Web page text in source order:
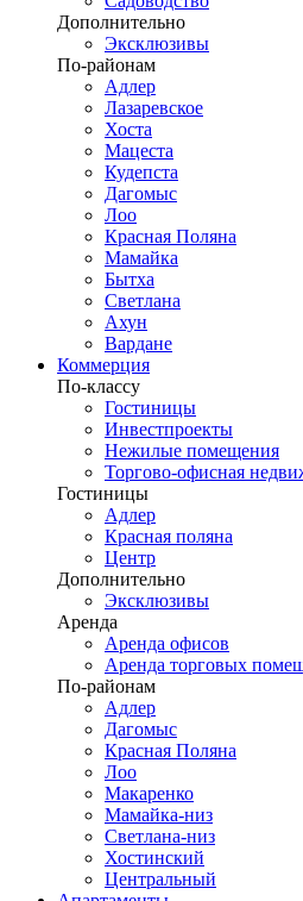
Дополнительно
Эксклюзивы
По-районам
Адлер
Лазаревское
Хоста
Мацеста
Кудепста
Дагомыс
Лоо
Красная Поляна
Мамайка
Бытха
Светлана
Ахун
Вардане
Коммерция
По-классу
Гостиницы
Инвестпроекты
Нежилые помещения
Торгово-офисная
Гостиницы
Адлер
Красная поляна
Центр
Дополнительно
Эксклюзивы
Аренда
Аренда офисов
Аренда торговых
По-районам
Адлер
Дагомыс
Красная Поляна
Лоо
Макаренко
Мамайка-низ
Светлана-низ
Хостинский
Центральный